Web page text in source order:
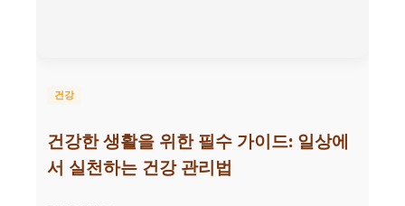
건강
건강한 생활을 위한 필수 가이드: 일상에
서 실천하는 건강 관리법